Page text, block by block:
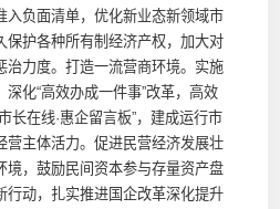
入负面清单，优化新业态新领域市
保护各种所有制经济产权，加大对
治力度。打造一流营商环境。实施
化“高效办成一件事”改革，高效
长在线·惠企留言板”，建成运行市
营主体活力。促进民营经济发展壮
境，鼓励民间资本参与存量资产盘
行动，扎实推进国企改革深化提升